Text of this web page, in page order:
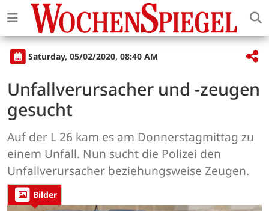
Saturday, 05/02/2020, 08:40 AM
Unfallverursacher und -zeugen
gesucht
Auf der L 26 kam es am Donnerstagmittag zu
einem Unfall. Nun sucht die Polizei den
Unfallverursacher beziehungsweise Zeugen.
Bilder